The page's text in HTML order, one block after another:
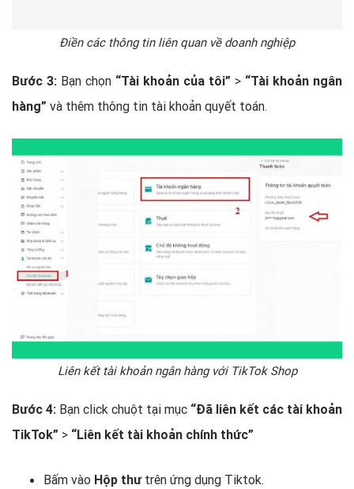
Điền các thông tin liên quan về doanh nghiệp
Bước 3: Bạn chọn “Tài khoản của tôi” > “Tài khoản ngân
hàng” và thêm thông tin tài khoản quyết toán.
Liên kết tài khoản ngân hàng với TikTok Shop
Bước 4: Bạn click chuột tại mục “Đã liên kết các tài khoản
TikTok” > “Liên kết tài khoản chính thức”
Bấm vào Hộp thưtrên ứng dụng Tiktok.